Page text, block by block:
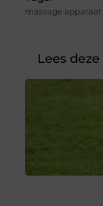
massage apparaat
Lees deze